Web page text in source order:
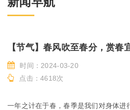
【节气】春风吹至春分，赏春
时间：2024-03-20
点击：4618次
一年之计在于春，春季是我们对身体进